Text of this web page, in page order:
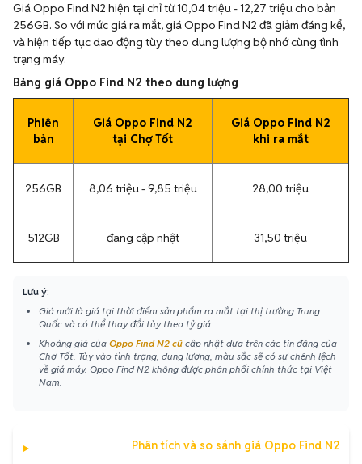
Giá Oppo Find N2 hiện tại chỉ từ 10,04 triệu - 12,27 triệu cho bản
256GB. So với mức giá ra mắt, giá Oppo Find N2 đã giảm đáng kể,
và hiện tiếp tục dao động tùy theo dung lượng bộ nhớ cùng tình
trạng máy.
Bảng giá Oppo Find N2 theo dung lượng
Phiên
bản
Giá Oppo Find N2
tại Chợ Tốt
Giá Oppo Find N2
khi ra mắt
256GB 8,06 triệu - 9,85 triệu 28,00 triệu
512GB đang cập nhật 31,50 triệu
Lưu ý:
Giá mới là giá tại thời điểm sản phẩm ra mắt tại thị trường Trung
Quốc và có thể thay đổi tùy theo tỷ giá.
Khoảng giá của Oppo Find N2 cũ cập nhật dựa trên các tin đăng của
Chợ Tốt. Tùy vào tình trạng, dung lượng, màu sắc sẽ có sự chênh lệch
về giá máy. Oppo Find N2 không được phân phối chính thức tại Việt
Nam.
Phân tích và so sánh giá Oppo Find N2